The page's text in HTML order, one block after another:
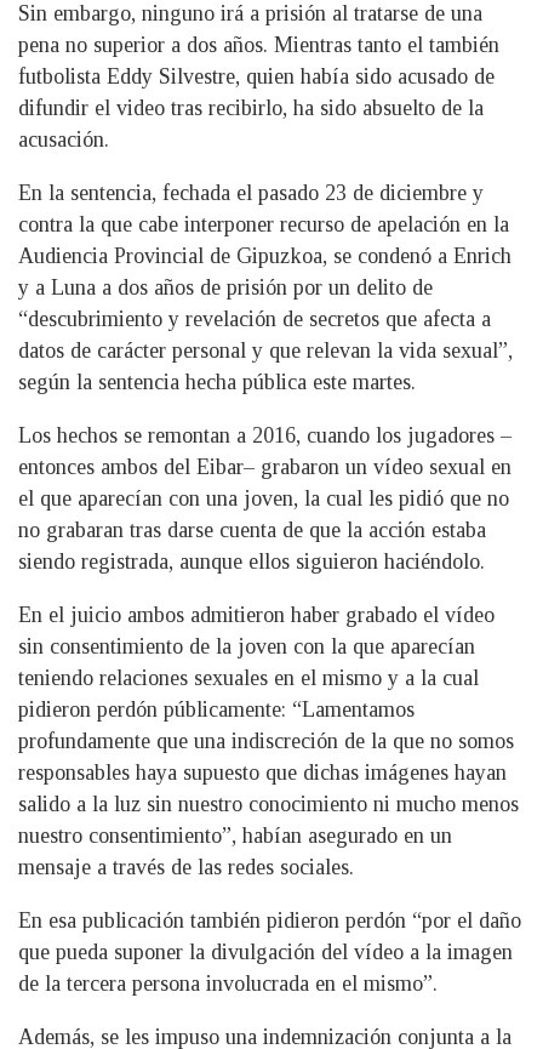
Sin embargo, ninguno irá a prisión al tratarse de una
pena no superior a dos años. Mientras tanto el también
futbolista Eddy Silvestre, quien había sido acusado de
difundir el video tras recibirlo, ha sido absuelto de la
acusación.
En la sentencia, fechada el pasado 23 de diciembre y
contra la que cabe interponer recurso de apelación en la
Audiencia Provincial de Gipuzkoa, se condenó a Enrich
y a Luna a dos años de prisión por un delito de
“descubrimiento y revelación de secretos que afecta a
datos de carácter personal y que relevan la vida sexual”,
según la sentencia hecha pública este martes.
Los hechos se remontan a 2016, cuando los jugadores –
entonces ambos del Eibar– grabaron un vídeo sexual en
el que aparecían con una joven, la cual les pidió que no
no grabaran tras darse cuenta de que la acción estaba
siendo registrada, aunque ellos siguieron haciéndolo.
En el juicio ambos admitieron haber grabado el vídeo
sin consentimiento de la joven con la que aparecían
teniendo relaciones sexuales en el mismo y a la cual
pidieron perdón públicamente: “Lamentamos
profundamente que una indiscreción de la que no somos
responsables haya supuesto que dichas imágenes hayan
salido a la luz sin nuestro conocimiento ni mucho menos
nuestro consentimiento”, habían asegurado en un
mensaje a través de las redes sociales.
En esa publicación también pidieron perdón “por el daño
que pueda suponer la divulgación del vídeo a la imagen
de la tercera persona involucrada en el mismo”.
Además, se les impuso una indemnización conjunta a la